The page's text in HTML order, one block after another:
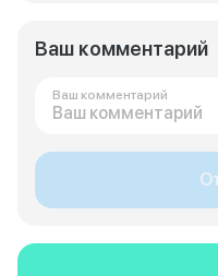
Ваш комментарий
Ваш комментарий